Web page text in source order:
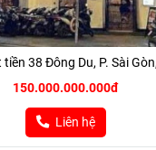
38 Đông Du, P. Sài
150.000.000.000đ
Liên hệ